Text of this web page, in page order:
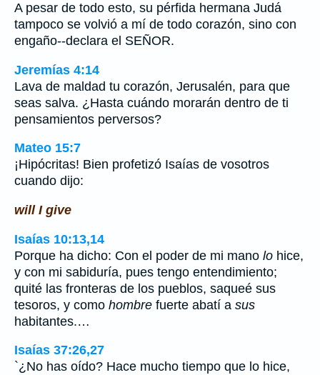
A pesar de todo esto, su pérfida hermana Judá
tampoco se volvió a mí de todo corazón, sino con
engaño--declara el SEÑOR.
Jeremías 4:14
Lava de maldad tu corazón, Jerusalén, para que
seas salva. ¿Hasta cuándo morarán dentro de ti
pensamientos perversos?
Mateo 15:7
¡Hipócritas! Bien profetizó Isaías de vosotros
cuando dijo:
will I give
Isaías 10:13,14
Porque ha dicho: Con el poder de mi mano lo hice,
y con mi sabiduría, pues tengo entendimiento;
quité las fronteras de los pueblos, saqueé sus
tesoros, y como hombre fuerte abatí a sus
habitantes.…
Isaías 37:26,27
`¿No has oído? Hace mucho tiempo que lo hice,